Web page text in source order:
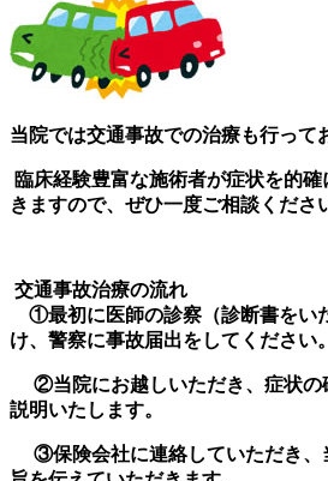
当院では交通事故での治療も行って
臨床経験豊富な施術者が症状を的
きますので、ぜひ一度ご相談くださ
交通事故治療の流れ
①最初に医師の診察（診断書をい
け、警察に事故届出をしてください。
②当院にお越しいただき、症状の
説明いたします。
③保険会社に連絡していただき、